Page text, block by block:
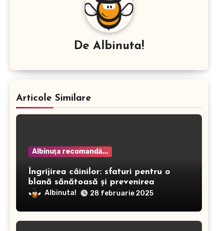
De Albinuta!
Articole Similare
Albinuţa recomandă...
Îngrijirea câinilor: sfaturi pentru o
blană sănătoasă și prevenirea
dermatitei
Albinuta! 28 februarie 2025